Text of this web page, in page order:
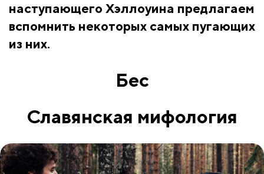
наступающего Хэллоуина предлагаем
вспомнить некоторых самых пугающих
из них.
Бес
Славянская мифология